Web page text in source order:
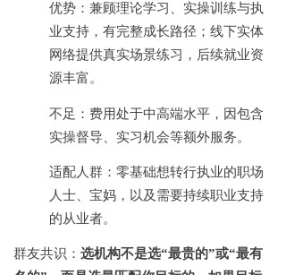
优势：兼顾理论学习、实操训练与执
业支持，有完整成长路径；线下实体
网络提供真实场景练习，后续就业资
源丰富。
不足：费用处于中高端水平，因包含
实操督导、实习机会等额外服务。
适配人群：零基础想转行执业的职场
人士、宝妈，以及需要持续职业支持
的从业者。
群友共识： 选机构不是选“最贵的”或“最有